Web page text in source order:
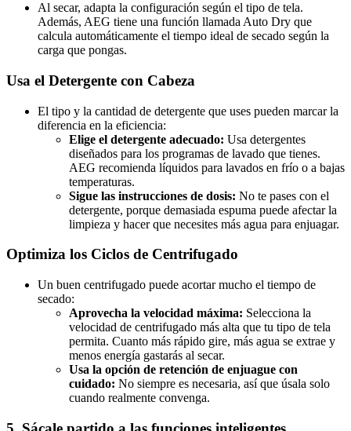
Al secar, adapta la configuración según el tipo de tela.
Además, AEG tiene una función llamada Auto Dry que
calcula automáticamente el tiempo ideal de secado según la
carga que pongas.
Usa el Detergente con Cabeza
El tipo y la cantidad de detergente que uses pueden marcar la
diferencia en la eficiencia:
Elige el detergente adecuado: Usa detergentes
diseñados para los programas de lavado que tienes.
AEG recomienda líquidos para lavados en frío o a bajas
temperaturas.
Sigue las instrucciones de dosis: No te pases con el
detergente, porque demasiada espuma puede afectar la
limpieza y hacer que necesites más agua para enjuagar.
Optimiza los Ciclos de Centrifugado
Un buen centrifugado puede acortar mucho el tiempo de
secado:
Aprovecha la velocidad máxima: Selecciona la
velocidad de centrifugado más alta que tu tipo de tela
permita. Cuanto más rápido gire, más agua se extrae y
menos energía gastarás al secar.
Usa la opción de retención de enjuague con
cuidado: No siempre es necesaria, así que úsala solo
cuando realmente convenga.